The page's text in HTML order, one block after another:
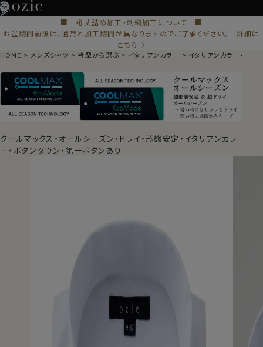
■ 裄丈詰め加工・刺繍加工について ■
お盆期間前後は、通常と加工期間が異なりますのでご了承ください。 詳細は
こちら⇒
HOME メンズシャツ 衿型から選ぶ イタリアンカラー イタリアンカラー・ボタ
クールマックス・オールシーズン・ドライ・形態安定・イタリアンカラ
ー・ボタンダウン・第一ボタンあり